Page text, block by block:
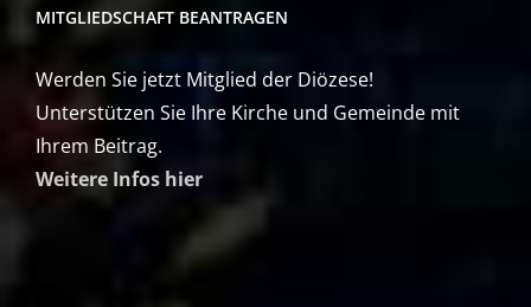
MITGLIEDSCHAFT BEANTRAGEN
Werden Sie jetzt Mitglied der Diözese!
Unterstützen Sie Ihre Kirche und Gemeinde mit
Ihrem Beitrag.
Weitere Infos hier